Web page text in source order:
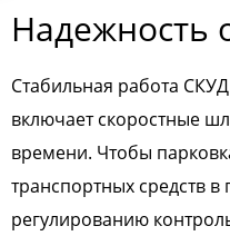
Надежность
Стабильная работа
включает скоростные
времени. Чтобы
транспортных средств
регулированию